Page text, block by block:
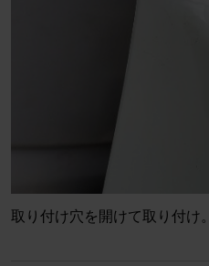
取り付け穴を開けて取り付け。